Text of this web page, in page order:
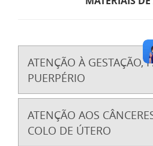
ATENÇÃO À GESTAÇÃO,
PUERPÉRIO
ATENÇÃO AOS
COLO DE ÚTERO